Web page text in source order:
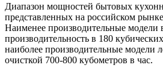
Диапазон мощностей бытовых
представленных на российском
Наименее производительные модели
производительность в 180
наиболее производительные модели
очисткой 700-800 кубометров в час.